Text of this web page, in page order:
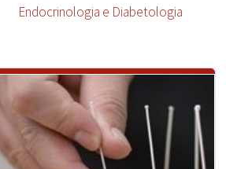
Endocrinologia e Diabetologia